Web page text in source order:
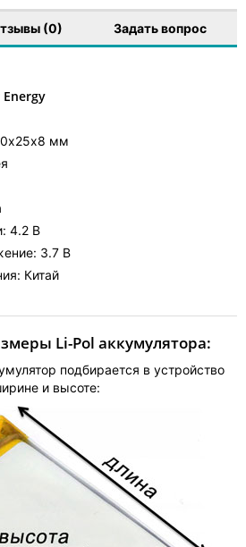
(0) Задать вопрос
мм
4.2 В
3.7 В
Китай
Li-Pol аккумулятора:
подбирается в устройство
и высоте: